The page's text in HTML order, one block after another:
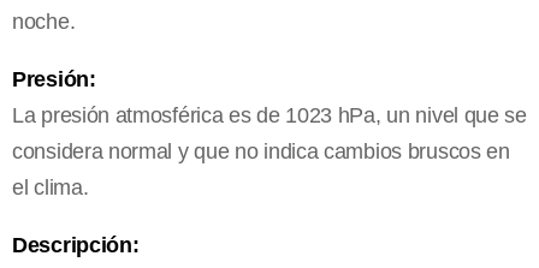
noche.
Presión:
La presión atmosférica es de 1023 hPa, un nivel que se
considera normal y que no indica cambios bruscos en
el clima.
Descripción: